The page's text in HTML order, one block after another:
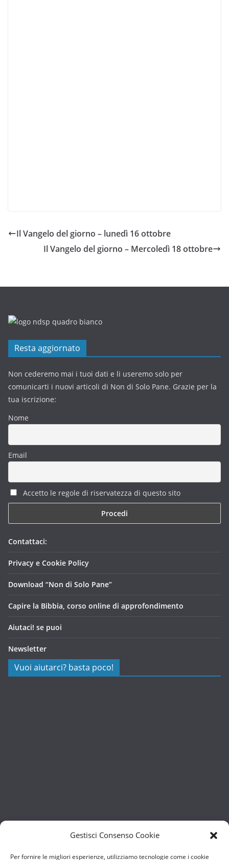
Gestisci Consenso Cookie
Per fornire le migliori esperienze, utilizziamo tecnologie come i cookie
Il Vangelo del giorno – lunedì 16 ottobre
Il Vangelo del giorno – Mercoledì 18 ottobre
Resta aggiornato
Non cederemo mai i tuoi dati e li useremo solo per
comunicarti i nuovi articoli di Non di Solo Pane. Grazie per la
tua iscrizione:
Nome
Email
Accetto le regole di riservatezza di questo sito
Contattaci:
Privacy e Cookie Policy
Download “Non di Solo Pane”
Capire la Bibbia, corso online di approfondimento
Aiutaci! se puoi
Newsletter
Vuoi aiutarci? basta poco!